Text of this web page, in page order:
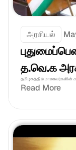
அரசியல்
த.வெ.க
தமிழகத்தில் மாணவர்களின்
Read More